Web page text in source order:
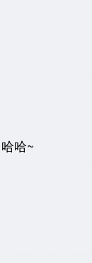
哈~